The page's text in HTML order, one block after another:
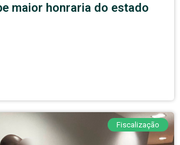
maior honraria do estado
Fiscalização